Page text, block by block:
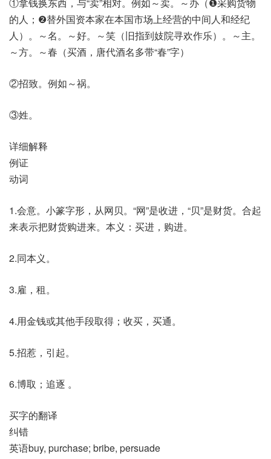
的人；❷替外国资本家在本国市场上经营的中间人和经纪
人）。～名。～好。～笑（旧指到妓院寻欢作乐）。～主。
～方。～春（买酒，唐代酒名多带“春”字）
②招致。例如～祸。
③姓。
详细解释
例证
动词
1.会意。小篆字形，从网贝。“网”是收进，“贝”是财货。合起
来表示把财货购进来。本义：买进，购进。
2.同本义。
3.雇，租。
4.用金钱或其他手段取得；收买，买通。
5.招惹，引起。
6.博取；追逐 。
买字的翻译
纠错
英语buy, purchase; bribe, persuade